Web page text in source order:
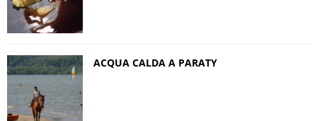
ACQUA CALDA A PARATY